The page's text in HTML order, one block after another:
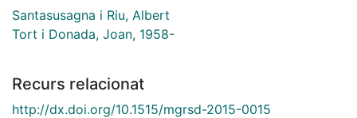
Santasusagna i Riu, Albert
Tort i Donada, Joan, 1958-
Recurs relacionat
http://dx.doi.org/10.1515/mgrsd-2015-0015